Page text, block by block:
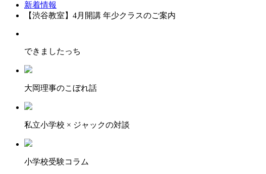
新着情報
【渋谷教室】4月開講 年少クラスのご案内
できましたっち
大岡理事のこぼれ話
私立小学校 × ジャックの対談
小学校受験コラム